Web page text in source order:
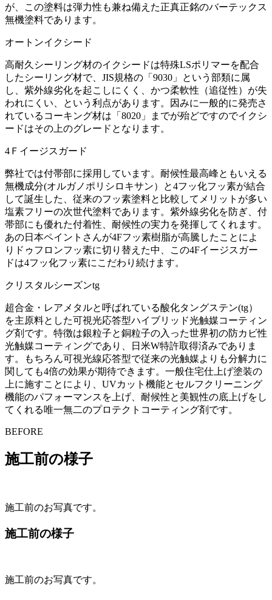
が、この塗料は弾力性も兼ね備えた正真正銘のバーテックス
無機塗料であります。
オートンイクシード
高耐久シーリング材のイクシードは特殊LSポリマーを配合
したシーリング材で、JIS規格の「9030」という部類に属
し、紫外線劣化を起こしにくく、かつ柔軟性（追従性）が失
われにくい、という利点があります。因みに一般的に発売さ
れているコーキング材は「8020」までが殆どですのでイクシ
ードはその上のグレードとなります。
4Ｆイージスガード
弊社では付帯部に採用しています。耐候性最高峰ともいえる
無機成分(オルガノポリシロキサン）と4フッ化フッ素が結合
して誕生した、従来のフッ素塗料と比較してメリットが多い
塩素フリーの次世代塗料であります。紫外線劣化を防ぎ、付
帯部にも優れた付着性、耐候性の実力を発揮してくれます。
あの日本ペイントさんが4Fフッ素樹脂が高騰したことによ
りドゥフロンフッ素に切り替えた中、この4Fイージスガー
ドは4フッ化フッ素にこだわり続けます。
クリスタルシーズンtg
超合金・レアメタルと呼ばれている酸化タングステン(tg）
を主原料とした可視光応答型ハイブリッド光触媒コーティン
グ剤です。特徴は銀粒子と銅粒子の入った世界初の防カビ性
光触媒コーティングであり、日米W特許取得済みでありま
す。もちろん可視光線応答型で従来の光触媒よりも分解力に
関しても4倍の効果が期待できます。一般住宅仕上げ塗装の
上に施すことにより、UVカット機能とセルフクリーニング
機能のパフォーマンスを上げ、耐候性と美観性の底上げをし
てくれる唯一無二のプロテクトコーティング剤です。
BEFORE
施工前の様子
施工前のお写真です。
施工前の様子
施工前のお写真です。